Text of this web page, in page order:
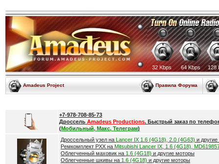
32 Kbps 64 Kbps 128
Amadeus Project Правила Форума
+7-978-708-85-73
Дроссель Amadeus Productions. Быстрый заказ по
(Мобильный, Макс, Телеграм)
Дроссельный узел на Lancer IX 1.6 (4G18), 2.0 (4G63) и
Ремкомплект РХХ на Mitsubishi Lancer IX, 1.6 (4G18),
Облегченный маховик на 1.6 (4G18) и другие моторы
Облегченные шкивы на 1.6 (4G18) и другие моторы